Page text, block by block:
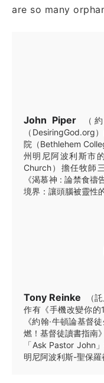
are so many
John Piper
（
（DesiringGod.org
院（Bethlehem
州明尼阿波利斯市
Church）擔任牧師
《渴慕神 : 論禁食
境界：讓頭腦被靈性
Tony Reinke
（
作有《手機改變你的
《約翰·牛頓論基督
燃！基督徒讀書指南
「Ask Pastor John
明尼阿波利斯-聖保羅